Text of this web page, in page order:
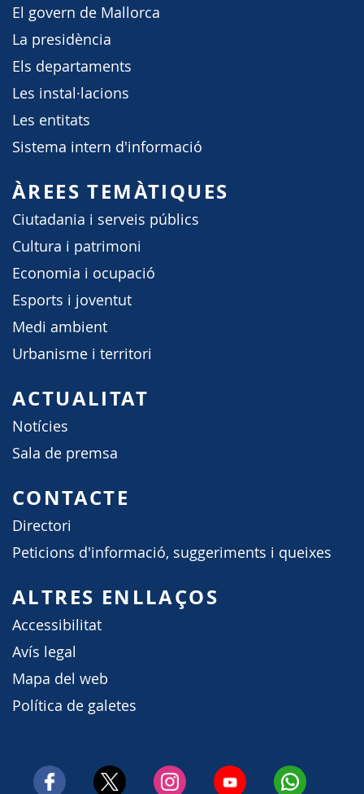
El govern de Mallorca
La presidència
Els departaments
Les instal·lacions
Les entitats
Sistema intern d'informació
ÀREES TEMÀTIQUES
Ciutadania i serveis públics
Cultura i patrimoni
Economia i ocupació
Esports i joventut
Medi ambient
Urbanisme i territori
ACTUALITAT
Notícies
Sala de premsa
CONTACTE
Directori
Peticions d'informació, suggeriments i queixes
ALTRES ENLLAÇOS
Accessibilitat
Avís legal
Mapa del web
Política de galetes